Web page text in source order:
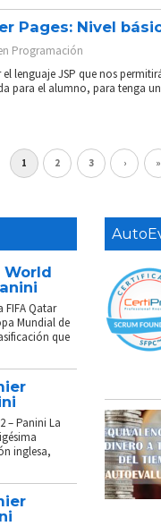
Pages: Nivel
Programación
lenguaje JSP que nos
para el alumno, para tenga
1 2 3 › »
World
Qatar
Mundial de
que
– Panini La
inglesa,